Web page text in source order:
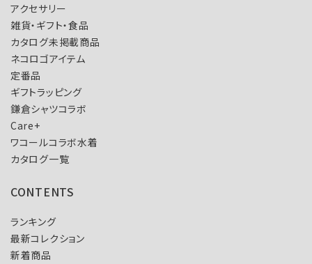
アクセサリー
雑貨・ギフト・食品
カタログ未掲載商品
ネコロゴアイテム
定番品
ギフトラッピング
鎌倉シャツコラボ
Care+
ワコールコラボ水着
カタログ一覧
CONTENTS
ランキング
最新コレクション
新着商品